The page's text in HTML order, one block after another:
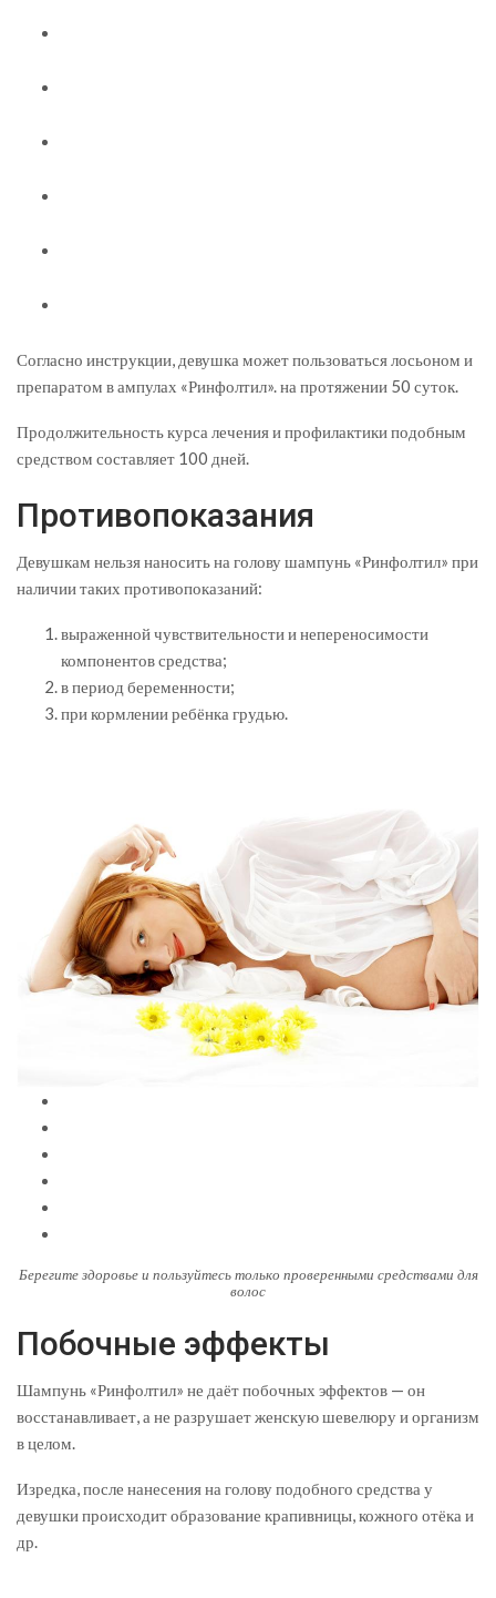
Согласно инструкции, девушка может пользоваться лосьоном и
препаратом в ампулах «Ринфолтил». на протяжении 50 суток.
Продолжительность курса лечения и профилактики подобным
средством составляет 100 дней.
Противопоказания
Девушкам нельзя наносить на голову шампунь «Ринфолтил» при
наличии таких противопоказаний:
выраженной чувствительности и непереносимости
компонентов средства;
в период беременности;
при кормлении ребёнка грудью.
Берегите здоровье и пользуйтесь только проверенными средствами для
волос
Побочные эффекты
Шампунь «Ринфолтил» не даёт побочных эффектов — он
восстанавливает, а не разрушает женскую шевелюру и организм
в целом.
Изредка, после нанесения на голову подобного средства у
девушки происходит образование крапивницы, кожного отёка и
др.